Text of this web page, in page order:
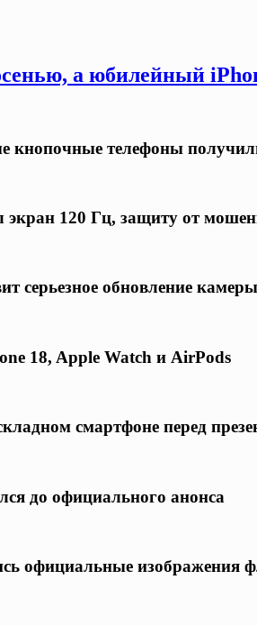
а юбилейный
кнопочные телефоны
экран 120 Гц, защиту от
серьезное обновление
18, Apple Watch и AirPods
смартфоне перед
до официального анонса
официальные изображения